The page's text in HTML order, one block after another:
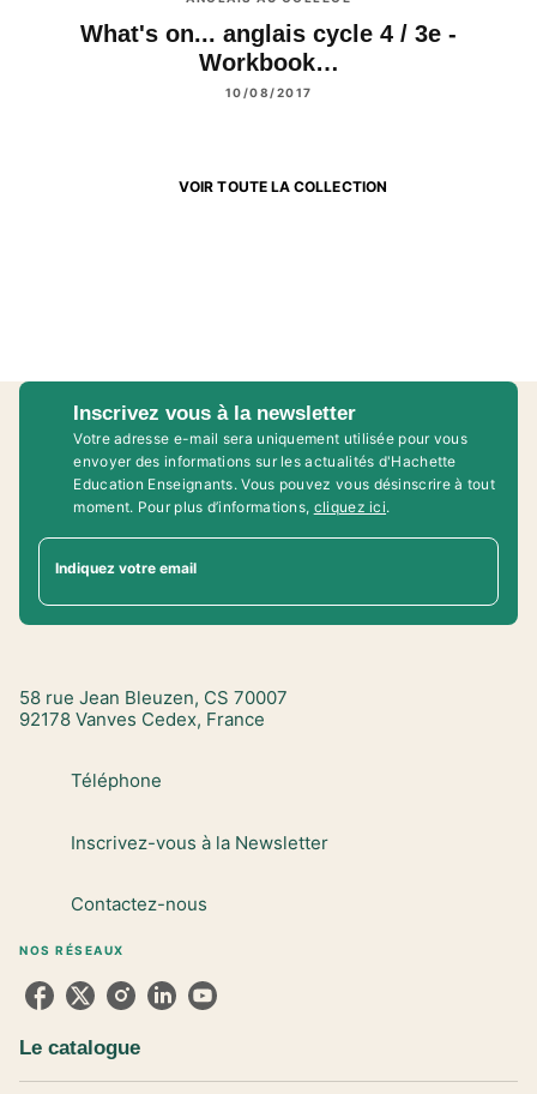
What's on... anglais cycle 4 / 3e -
Workbook…
10/08/2017
VOIR TOUTE LA COLLECTION
Inscrivez vous à la newsletter
Votre adresse e-mail sera uniquement utilisée pour vous
envoyer des informations sur les actualités d'Hachette
Education Enseignants. Vous pouvez vous désinscrire à tout
moment. Pour plus d’informations, cliquez ici.
Indiquez votre email
58 rue Jean Bleuzen, CS 70007
92178 Vanves Cedex, France
Téléphone
Inscrivez-vous à la Newsletter
Contactez-nous
NOS RÉSEAUX
Le catalogue